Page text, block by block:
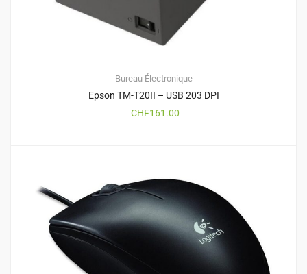
Bureau Électronique
Epson TM-T20II – USB 203 DPI
CHF161.00